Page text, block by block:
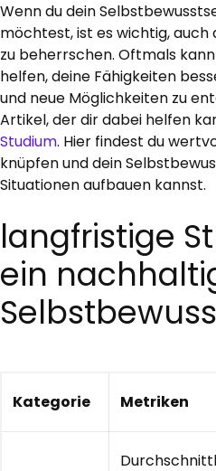
Wenn du dein
möchtest, ist es wichtig, auch
zu beherrschen. Oftmals
helfen, deine Fähigkeiten
und neue Möglichkeiten zu
Artikel, der dir dabei helfen
Studium. Hier findest du
knüpfen und dein
Situationen aufbauen kannst.
langfristige
ein
Kategorie Metriken